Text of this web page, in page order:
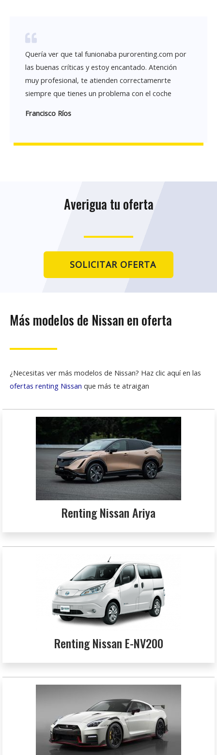
Quería ver que tal funionaba purorenting.com por
las buenas críticas y estoy encantado. Atención
muy profesional, te atienden correctamenrte
siempre que tienes un problema con el coche
Francisco Ríos
Averigua tu oferta
SOLICITAR OFERTA
Más modelos de Nissan en oferta
¿Necesitas ver más modelos de Nissan? Haz clic aquí en las
ofertas renting Nissan que más te atraigan
Renting Nissan Ariya
Renting Nissan E-NV200